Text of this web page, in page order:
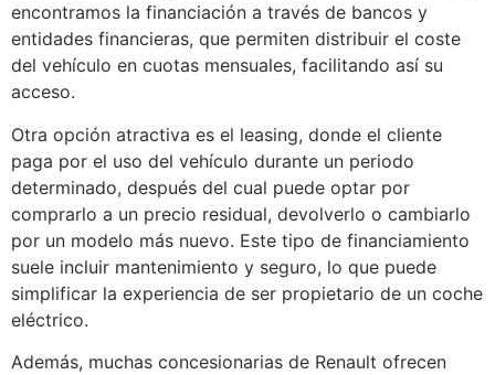
encontramos la financiación a través de bancos y
entidades financieras, que permiten distribuir el coste
del vehículo en cuotas mensuales, facilitando así su
acceso.
Otra opción atractiva es el leasing, donde el cliente
paga por el uso del vehículo durante un periodo
determinado, después del cual puede optar por
comprarlo a un precio residual, devolverlo o cambiarlo
por un modelo más nuevo. Este tipo de financiamiento
suele incluir mantenimiento y seguro, lo que puede
simplificar la experiencia de ser propietario de un coche
eléctrico.
Además, muchas concesionarias de Renault ofrecen